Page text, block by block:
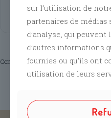
Obtenir
l'itinéraire
Comments are closed.
sur l’utilisation de
partenaires de médias
d’analyse, qui
d’autres informations
fournies ou qu’ils ont
utilisation de leurs